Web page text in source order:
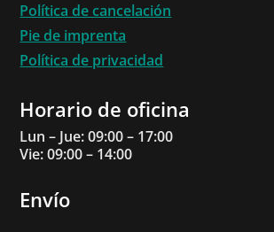
Política de cancelación
Pie de imprenta
Política de privacidad
Horario de oficina
Lun – Jue: 09:00 – 17:00
Vie: 09:00 – 14:00
Envío